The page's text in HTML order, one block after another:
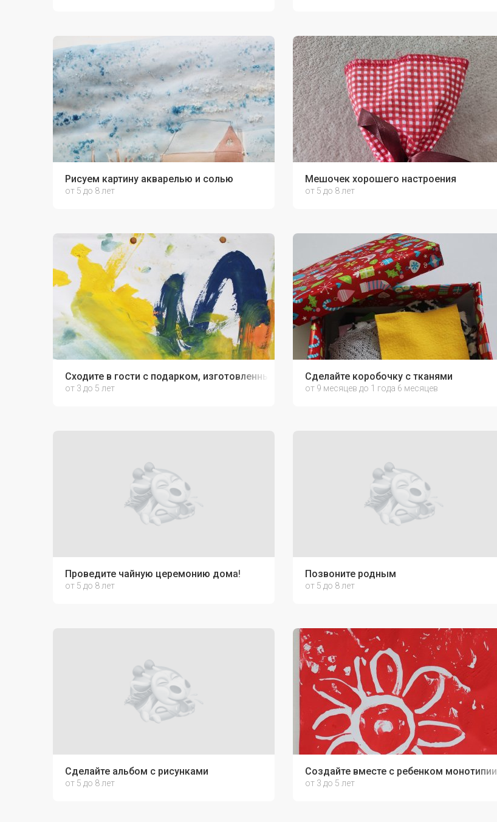
Рисуем картину акварелью и солью
от 5 до 8 лет
Мешочек хорошего настроения
от 5 до 8 лет
Сходите в гости с подарком, изготовленным своими руками!
от 3 до 5 лет
Сделайте коробочку с тканями
от 9 месяцев до 1 года 6 месяцев
Проведите чайную церемонию дома!
от 5 до 8 лет
Позвоните родным
от 5 до 8 лет
Сделайте альбом с рисунками
от 5 до 8 лет
Создайте вместе с ребенком монотипии
от 3 до 5 лет